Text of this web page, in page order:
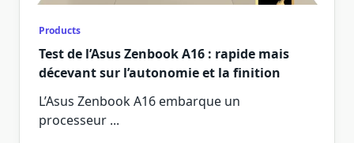
Products
Test de l’Asus Zenbook A16 : rapide mais
décevant sur l’autonomie et la finition
L’Asus Zenbook A16 embarque un
processeur ...